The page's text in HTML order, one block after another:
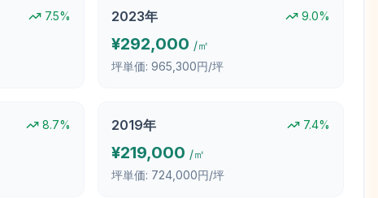
7.5% 2023年 9.0%
¥292,000 /㎡
坪単価: 965,300円/坪
8.7% 2019年 7.4%
¥219,000 /㎡
坪単価: 724,000円/坪